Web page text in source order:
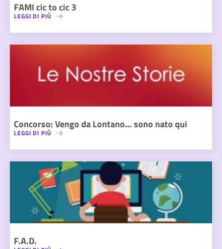
FAMI cic to cic 3
LEGGI DI PIÙ
Concorso: Vengo da Lontano… sono nato qui
LEGGI DI PIÙ
F.A.D.